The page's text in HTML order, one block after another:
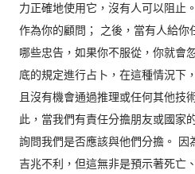
力正確地使用它，沒有人可以阻止
作為你的顧問； 之後，當有人給你
哪些忠告，如果你不服從，你就會
底的規定進行占卜，在這種情況下
且沒有機會通過推理或任何其他技
此，當我們有責任分擔朋友或國家
詢問我們是否應該與他們分擔。
吉兆不利，但這無非是預示著死亡